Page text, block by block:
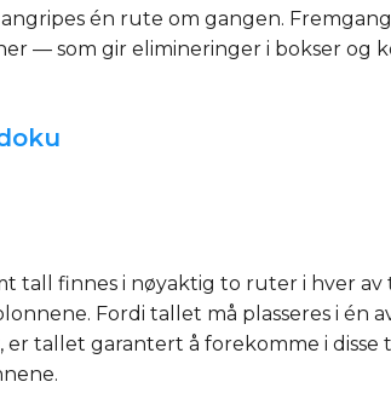
én rute om gangen.
— som gir elimineringer i bokser og
tall finnes i nøyaktig to ruter i hver
Fordi tallet må plasseres i én
tallet garantert å forekomme i disse